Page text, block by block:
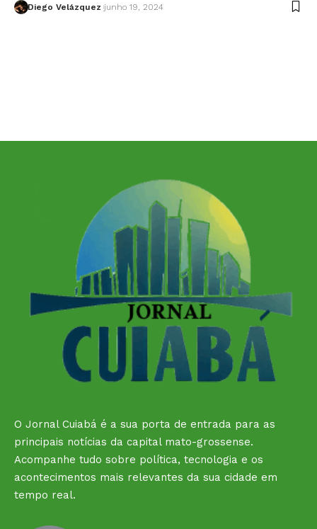
Diego Velázquez junho 19, 2024
O Jornal Cuiabá é a sua porta de entrada para as
principais notícias da capital mato-grossense.
Acompanhe tudo sobre política, tecnologia e os
acontecimentos mais relevantes da sua cidade em
tempo real.